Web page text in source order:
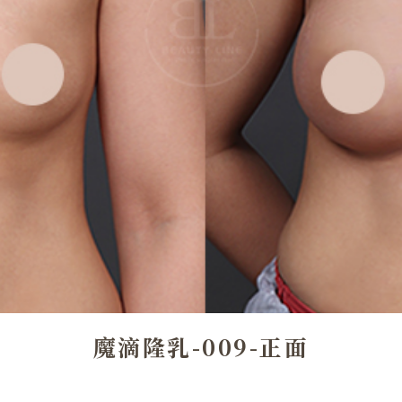
魔滴隆乳-009-正面